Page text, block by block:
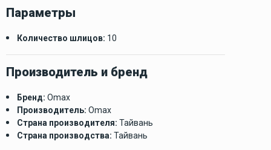
Параметры
Количество шлицов: 10
Производитель и бренд
Бренд: Omax
Производитель: Omax
Страна производителя: Тайвань
Страна производства: Тайвань